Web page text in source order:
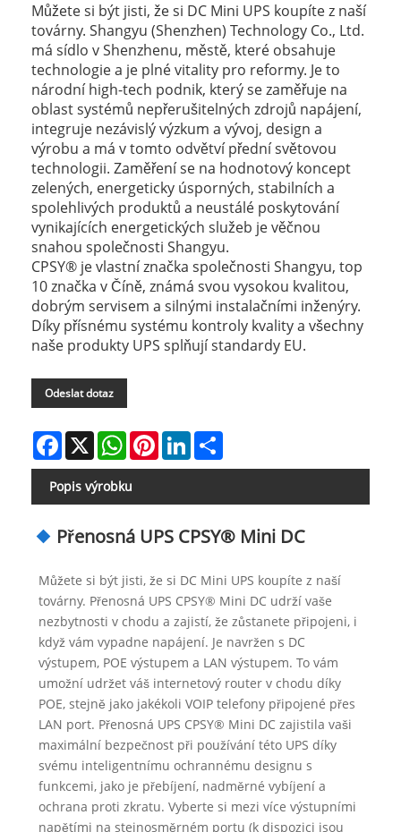
Můžete si být jisti, že si DC Mini UPS koupíte z naší
továrny. Shangyu (Shenzhen) Technology Co., Ltd.
má sídlo v Shenzhenu, městě, které obsahuje
technologie a je plné vitality pro reformy. Je to
národní high-tech podnik, který se zaměřuje na
oblast systémů nepřerušitelných zdrojů napájení,
integruje nezávislý výzkum a vývoj, design a
výrobu a má v tomto odvětví přední světovou
technologii. Zaměření se na hodnotový koncept
zelených, energeticky úsporných, stabilních a
spolehlivých produktů a neustálé poskytování
vynikajících energetických služeb je věčnou
snahou společnosti Shangyu.
CPSY® je vlastní značka společnosti Shangyu, top
10 značka v Číně, známá svou vysokou kvalitou,
dobrým servisem a silnými instalačními inženýry.
Díky přísnému systému kontroly kvality a všechny
naše produkty UPS splňují standardy EU.
Odeslat dotaz
Facebook
X WhatsAppPinterestLinkedIn
Popis výrobku
Přenosná UPS CPSY® Mini DC
Můžete si být jisti, že si DC Mini UPS koupíte z naší
továrny. Přenosná UPS CPSY® Mini DC udrží vaše
nezbytnosti v chodu a zajistí, že zůstanete připojeni, i
když vám vypadne napájení. Je navržen s DC
výstupem, POE výstupem a LAN výstupem. To vám
umožní udržet váš internetový router v chodu díky
POE, stejně jako jakékoli VOIP telefony připojené přes
LAN port. Přenosná UPS CPSY® Mini DC zajistila vaši
maximální bezpečnost při používání této UPS díky
svému inteligentnímu ochrannému designu s
funkcemi, jako je přebíjení, nadměrné vybíjení a
ochrana proti zkratu. Vyberte si mezi více výstupními
napětími na stejnosměrném portu (k dispozici jsou